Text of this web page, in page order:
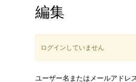
編集
ログインしていません
ユーザー名またはメールアドレ